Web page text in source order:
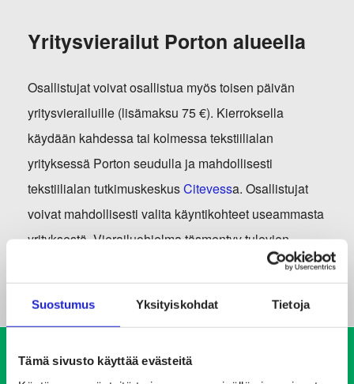
Suostumus Yksityiskohdat Tietoja
Tämä sivusto käyttää evästeitä
Yritysvierailut Porton alueella
Osallistujat voivat osallistua myös toisen päivän
yritysvierailuille (lisämaksu 75 €). Kierroksella
käydään kahdessa tai kolmessa tekstiilialan
yrityksessä Porton seudulla ja mahdollisesti
tekstiilialan tutkimuskeskusCitevessa. Osallistujat
voivat mahdollisesti valita käyntikohteet useammasta
yrityksestä. Vierailuohjelma täsmentyy tulevien
yritysvierailuista Anne Ruokamolta.